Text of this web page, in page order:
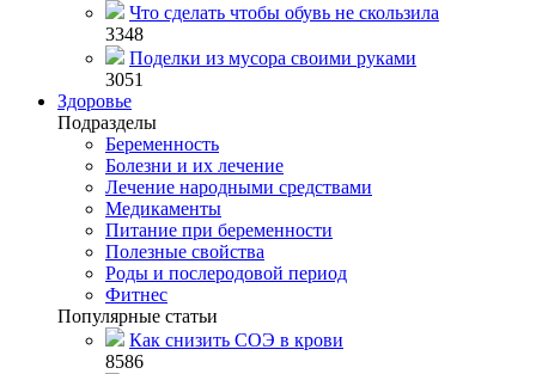
Что сделать чтобы обувь не скользила
3348
Поделки из мусора своими руками
3051
Здоровье
Подразделы
Беременность
Болезни и их лечение
Лечение народными средствами
Медикаменты
Питание при беременности
Полезные свойства
Роды и послеродовой период
Фитнес
Популярные статьи
Как снизить СОЭ в крови
8586